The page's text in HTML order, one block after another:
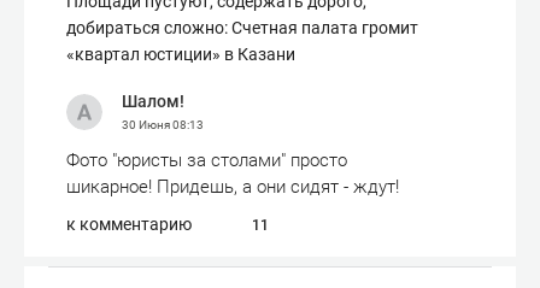
добираться сложно: Счетная палата громит
«квартал юстиции» в Казани
Шалом!
30 Июня08:13
Фото "юристы за столами" просто
шикарное! Придешь, а они сидят - ждут!
к комментарию 11